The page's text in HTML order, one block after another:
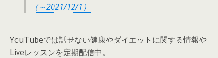
（～2021/12/1）
YouTubeでは話せない健康やダイエットに関する情報や
Liveレッスンを定期配信中。